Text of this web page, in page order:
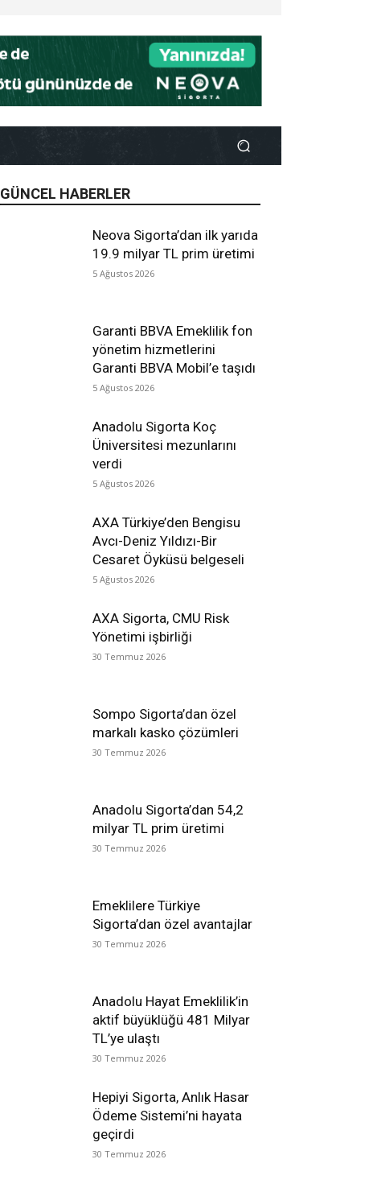
GÜNCEL HABERLER
Neova Sigorta’dan ilk yarıda
19.9 milyar TL prim üretimi
5 Ağustos 2026
Garanti BBVA Emeklilik fon
yönetim hizmetlerini
Garanti BBVA Mobil’e taşıdı
5 Ağustos 2026
Anadolu Sigorta Koç
Üniversitesi mezunlarını
verdi
5 Ağustos 2026
AXA Türkiye’den Bengisu
Avcı-Deniz Yıldızı-Bir
Cesaret Öyküsü belgeseli
5 Ağustos 2026
AXA Sigorta, CMU Risk
Yönetimi işbirliği
30 Temmuz 2026
Sompo Sigorta’dan özel
markalı kasko çözümleri
30 Temmuz 2026
Anadolu Sigorta’dan 54,2
milyar TL prim üretimi
30 Temmuz 2026
Emeklilere Türkiye
Sigorta’dan özel avantajlar
30 Temmuz 2026
Anadolu Hayat Emeklilik’in
aktif büyüklüğü 481 Milyar
TL’ye ulaştı
30 Temmuz 2026
Hepiyi Sigorta, Anlık Hasar
Ödeme Sistemi’ni hayata
geçirdi
30 Temmuz 2026